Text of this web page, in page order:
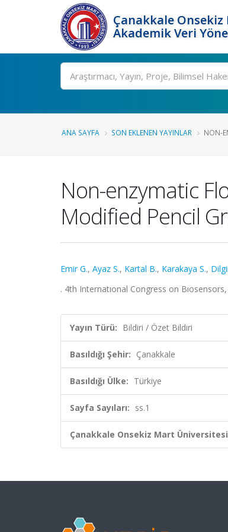
Çanakkale
Akademik Veri
Ara
ANA SAYFA SON EKLENEN YAYINLAR NON-
Non-enzymatic
Modified Pencil
Emir G., Ayaz S., Kartal B., Karakaya S.,
. 4th Internatıonal Congress on
Yayın Türü: Bildiri / Özet Bildiri
Basıldığı Şehir: Çanakkale
Basıldığı Ülke: Türkiye
Sayfa Sayıları: ss.1
Çanakkale Onsekiz Mart